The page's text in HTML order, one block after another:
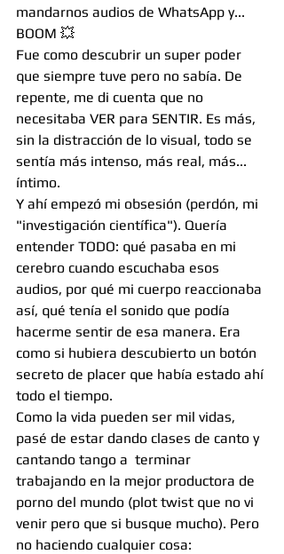
mandarnos audios de WhatsApp y...
BOOM 💥
Fue como descubrir un super poder
que siempre tuve pero no sabía. De
repente, me di cuenta que no
necesitaba VER para SENTIR. Es más,
sin la distracción de lo visual, todo se
sentía más intenso, más real, más...
íntimo.
Y ahí empezó mi obsesión (perdón, mi
"investigación científica"). Quería
entender TODO: qué pasaba en mi
cerebro cuando escuchaba esos
audios, por qué mi cuerpo reaccionaba
así, qué tenía el sonido que podía
hacerme sentir de esa manera. Era
como si hubiera descubierto un botón
secreto de placer que había estado ahí
todo el tiempo.
Como la vida pueden ser mil vidas,
pasé de estar dando clases de canto y
cantando tango a  terminar
trabajando en la mejor productora de
porno del mundo (plot twist que no vi
venir pero que si busque mucho). Pero
no haciendo cualquier cosa: